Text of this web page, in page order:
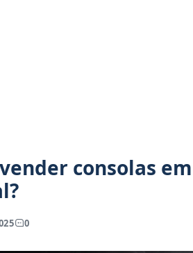
consolas
0